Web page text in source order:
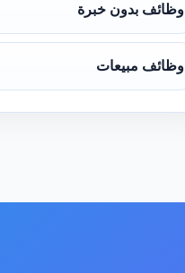
وظائف بدون خبرة
وظائف مبيعات